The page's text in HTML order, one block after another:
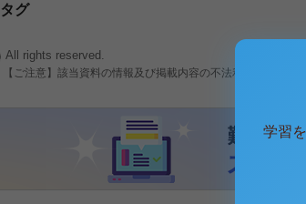
タグ
All rights reserved.
【ご注意】該当資料の情報及び掲載内容の不法利用、無断
学習